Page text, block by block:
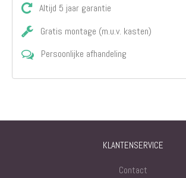
Altijd 5 jaar garantie
Gratis montage (m.u.v. kasten)
Persoonlijke afhandeling
KLANTENSERVICE
Contact